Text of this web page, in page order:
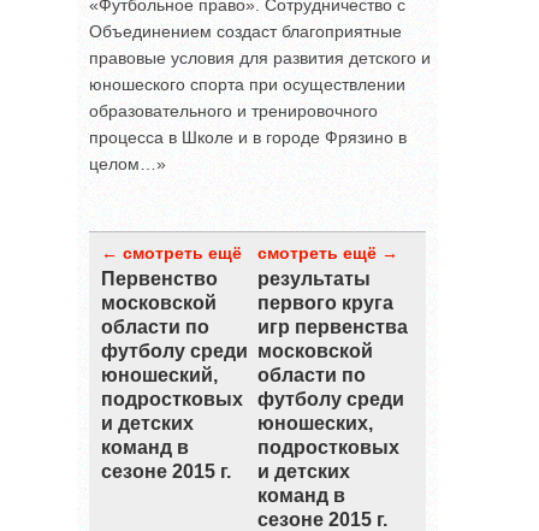
«Футбольное право». Сотрудничество с
Объединением создаст благоприятные
правовые условия для развития детского и
юношеского спорта при осуществлении
образовательного и тренировочного
процесса в Школе и в городе Фрязино в
целом…»
← смотреть ещё
Первенство
московской
области по
футболу среди
юношеский,
подростковых
и детских
команд в
сезоне 2015 г.
смотреть ещё →
результаты
первого круга
игр первенства
московской
области по
футболу среди
юношеских,
подростковых
и детских
команд в
сезоне 2015 г.